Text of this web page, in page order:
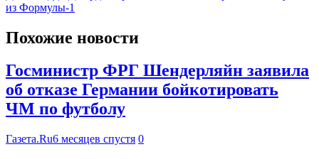
из Формулы-1
Похожие новости
Госминистр ФРГ Шендерляйн заявила
об отказе Германии бойкотировать
ЧМ по футболу
Газета.Ru6 месяцев спустя 0